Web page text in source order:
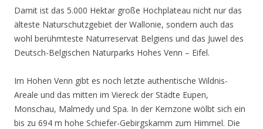
Damit ist das 5.000 Hektar große Hochplateau nicht nur das
älteste Naturschutzgebiet der Wallonie, sondern auch das
wohl berühmteste Naturreservat Belgiens und das Juwel des
Deutsch-Belgischen Naturparks Hohes Venn – Eifel.
Im Hohen Venn gibt es noch letzte authentische Wildnis-
Areale und das mitten im Viereck der Städte Eupen,
Monschau, Malmedy und Spa. In der Kernzone wölbt sich ein
bis zu 694 m hohe Schiefer-Gebirgskamm zum Himmel. Die